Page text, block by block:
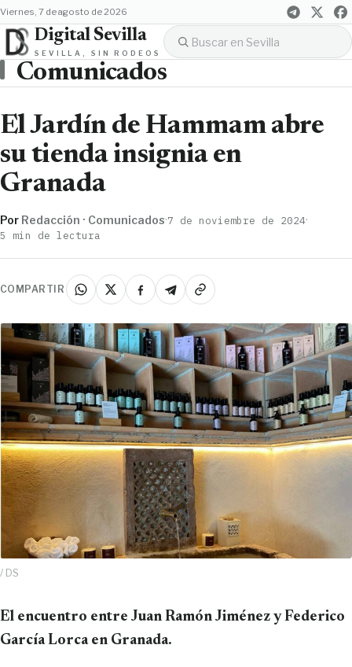
viernes, 7 de agosto de 2026
Digital Sevilla
SEVILLA, SIN RODEOS
Comunicados
El Jardín de Hammam abre
su tienda insignia en
Granada
Por Redacción · Comunicados·7 de noviembre de 2024·
5 min de lectura
COMPARTIR
/ DS
El encuentro entre Juan Ramón Jiménez y Federico
García Lorca en Granada.